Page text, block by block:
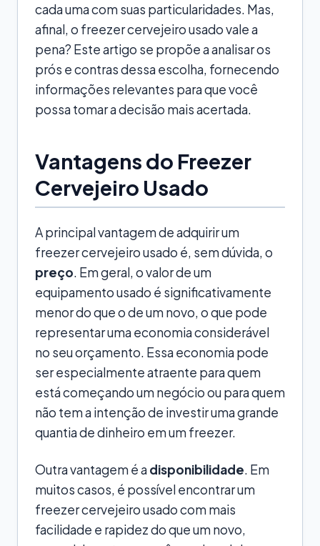
cada uma com suas particularidades. Mas,
afinal, o freezer cervejeiro usado vale a
pena? Este artigo se propõe a analisar os
prós e contras dessa escolha, fornecendo
informações relevantes para que você
possa tomar a decisão mais acertada.
Vantagens do Freezer
Cervejeiro Usado
A principal vantagem de adquirir um
freezer cervejeiro usado é, sem dúvida, o
preço. Em geral, o valor de um
equipamento usado é significativamente
menor do que o de um novo, o que pode
representar uma economia considerável
no seu orçamento. Essa economia pode
ser especialmente atraente para quem
está começando um negócio ou para quem
não tem a intenção de investir uma grande
quantia de dinheiro em um freezer.
Outra vantagem é adisponibilidade. Em
muitos casos, é possível encontrar um
freezer cervejeiro usado com mais
facilidade e rapidez do que um novo,